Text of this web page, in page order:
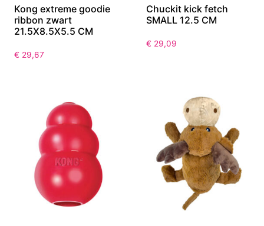
Kong extreme goodie
ribbon zwart
21.5X8.5X5.5 CM
€ 29,67
Chuckit kick fetch
SMALL 12.5 CM
€ 29,09